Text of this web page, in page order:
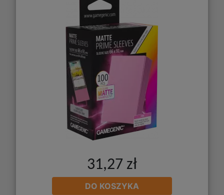
31,27 zł
DO KOSZYKA